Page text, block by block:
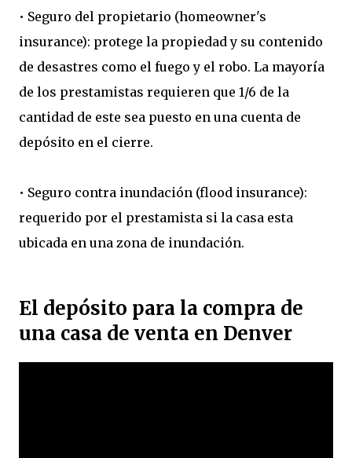
• Seguro del propietario (homeowner's
insurance): protege la propiedad y su contenido
de desastres como el fuego y el robo. La mayoría
de los prestamistas requieren que 1/6 de la
cantidad de este sea puesto en una cuenta de
depósito en el cierre.
• Seguro contra inundación (flood insurance):
requerido por el prestamista si la casa esta
ubicada en una zona de inundación.
El depósito para la compra de
una casa de venta en Denver